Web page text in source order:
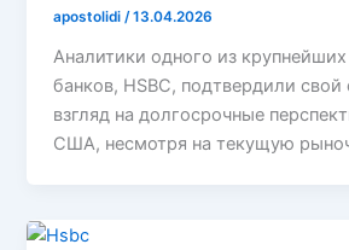
apostolidi/13.04.2026
Аналитики одного из
банков, HSBC, подтвердили
взгляд на долгосрочные
США, несмотря на текущую